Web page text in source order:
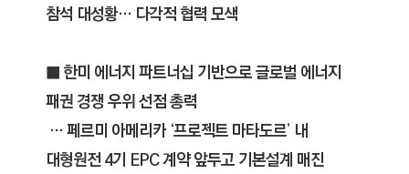
I
O
N
)
참석 대성황… 다각적 협력 모색
■ 한미 에너지 파트너십 기반으로 글로벌 에너지
패권 경쟁 우위 선점 총력
… 페르미 아메리카 ‘프로젝트 마타도르’ 내
대형원전 4기 EPC 계약 앞두고 기본설계 매진